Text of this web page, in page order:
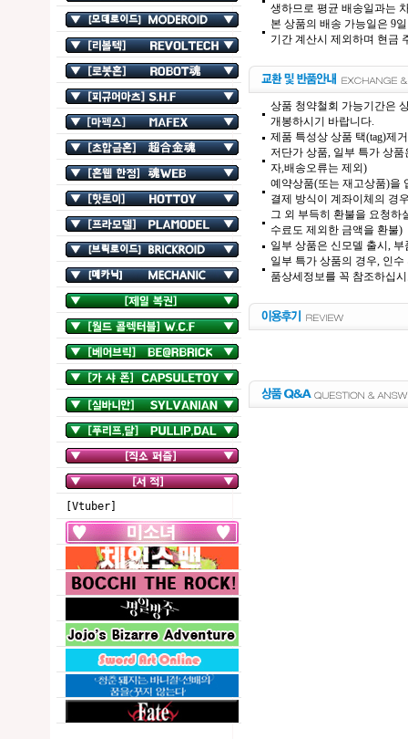
[Vtuber]
생하므로 평균 배송일과는
본 상품의 배송 가능일은 9
기간 계산시 제외하며 현금
상품 청약철회 가능기간은
개봉하시기 바랍니다.
제품 특성상 상품 택(tag)제
저단가 상품, 일부 특가 상
자,배송오류는 제외)
예약상품(또는 재고상품)을
결제 방식이 계좌이체의 경
그 외 부득히 환불을 요청하
수료도 제외한 금액을 환불)
일부 상품은 신모델 출시,
일부 특가 상품의 경우, 인
품상세정보를 꼭 참조하십